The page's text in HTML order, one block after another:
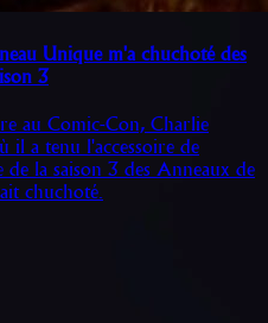
Unique m'a chuchoté des
3
au Comic-Con, Charlie
il a tenu l'accessoire de
la saison 3 des Anneaux de
chuchoté.